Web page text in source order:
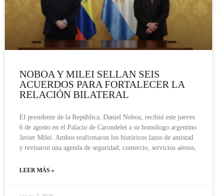
NOBOA Y MILEI SELLAN SEIS
ACUERDOS PARA FORTALECER LA
RELACIÓN BILATERAL
El presidente de la República, Daniel Noboa, recibió este jueves
6 de agosto en el Palacio de Carondelet a su homólogo argentino
Javier Milei. Ambos reafirmaron los históricos lazos de amistad
y revisaron una agenda de seguridad, comercio, servicios aéreos,
LEER MÁS »